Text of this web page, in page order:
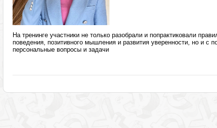
На тренинге участники не только разобрали и попрактиковали
поведения, позитивного мышления и развития уверенности, но и с
персональные вопросы и задачи